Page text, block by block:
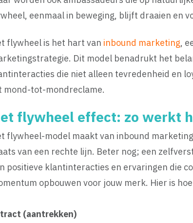
eenmaal in beweging, blijft draaien en
flywheel is het hart van inbound marketing,
Dit model benadrukt het
die niet alleen tevredenheid en
mond-tot-mondreclame.
flywheel effect: zo werkt
flywheel-model maakt van inbound
van een rechte lijn. Beter nog; een
positieve klantinteracties en ervaringen die
opbouwen voor jouw merk. Hier is
(aantrekken)